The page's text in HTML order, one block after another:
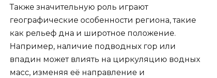
Также значительную роль играют
географические особенности региона, такие
как рельеф дна и широтное положение.
Например, наличие подводных гор или
впадин может влиять на циркуляцию водных
масс, изменяя её направление и